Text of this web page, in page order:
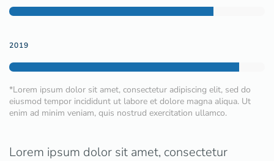
2019
*Lorem ipsum dolor sit amet, consectetur adipiscing elit, sed do
eiusmod tempor incididunt ut labore et dolore magna aliqua. Ut
enim ad minim veniam, quis nostrud exercitation ullamco.
Lorem ipsum dolor sit amet, consectetur